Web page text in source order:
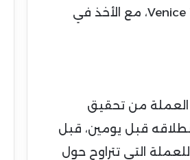
هذا التحليل سيقدم رؤية شاملة حول الفرص والمخاطر المرتبطة بالاستثمار في Venice Token، مع الأخذ في
العملة من تحقيق
قبل يومين، قبل
التي تتراوح حول